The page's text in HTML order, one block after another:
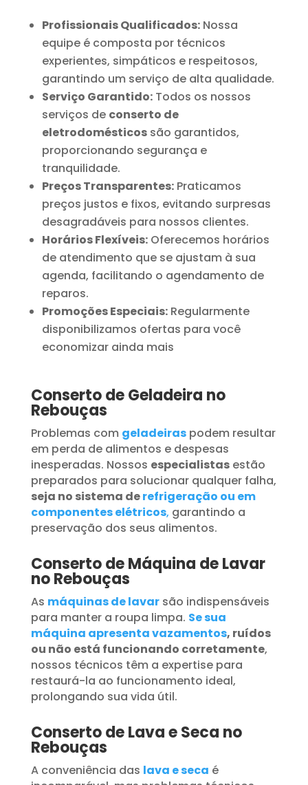
Profissionais Qualificados:Nossa
equipe é composta por técnicos
experientes, simpáticos e respeitosos,
garantindo um serviço de alta qualidade.
Serviço Garantido:Todos os nossos
serviços de conserto de
eletrodomésticossão garantidos,
proporcionando segurança e
tranquilidade.
Preços Transparentes:Praticamos
preços justos e fixos, evitando surpresas
desagradáveis para nossos clientes.
Horários Flexíveis:Oferecemos horários
de atendimento que se ajustam à sua
agenda, facilitando o agendamento de
reparos.
Promoções Especiais:Regularmente
disponibilizamos ofertas para você
economizar ainda mais
Conserto de Geladeira no
Rebouças
Problemas com geladeiraspodem resultar
em perda de alimentos e despesas
inesperadas. Nossos especialistasestão
preparados para solucionar qualquer falha,
seja no sistema derefrigeração ou em
componentes elétricos, garantindo a
preservação dos seus alimentos.
Conserto de Máquina de Lavar
no Rebouças
As máquinas de lavar são indispensáveis
para manter a roupa limpa. Se sua
máquina apresenta vazamentos, ruídos
ou não está funcionando corretamente,
nossos técnicos têm a expertise para
restaurá-la ao funcionamento ideal,
prolongando sua vida útil.
Conserto de Lava e Seca no
Rebouças
A conveniência das lava e seca é